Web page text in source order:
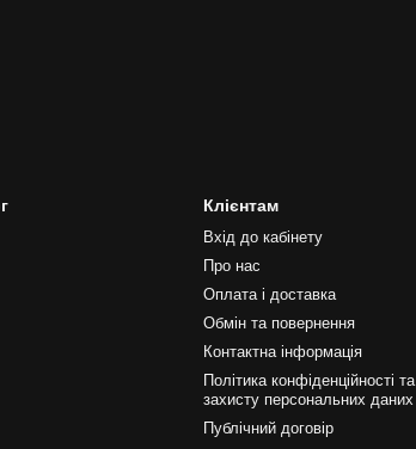
Клієнтам
Вхід до кабінету
Про нас
Оплата і доставка
Обмін та повернення
Контактна інформація
Політика конфіденційності та
захисту персональних даних
Публічний договір